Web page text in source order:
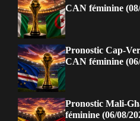
CAN féminine
Pronostic Cap-
CAN féminine
Pronostic Mali-
féminine (06/08/